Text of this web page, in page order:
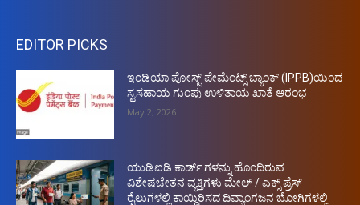
EDITOR PICKS
ಇಂಡಿಯಾ ಪೋಸ್ಟ್ ಪೇಮೆಂಟ್ಸ್ ಬ್ಯಾಂಕ್ (IPPB)ಯಿಂದ
ಸ್ವಸಹಾಯ ಗುಂಪು ಉಳಿತಾಯ ಖಾತೆ ಆರಂಭ
May 2, 2026
ಯುಡಿಐಡಿ ಕಾರ್ಡ್ ಗಳನ್ನು ಹೊಂದಿರುವ
ವಿಶೇಷಚೇತನ ವ್ಯಕ್ತಿಗಳು ಮೇಲ್ / ಎಕ್ಸ್ ಪ್ರೆಸ್
ರೈಲುಗಳಲ್ಲಿ ಕಾಯ್ದಿರಿಸದ ದಿವ್ಯಾಂಗಜನ ಬೋಗಿಗಳಲ್ಲಿ